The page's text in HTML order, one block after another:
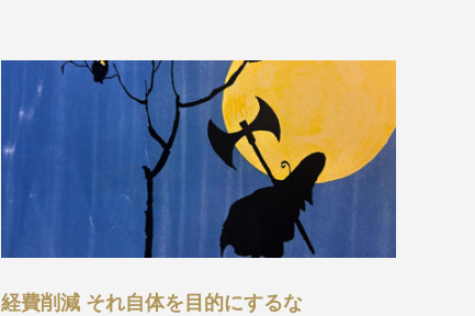
経費削減 それ自体を目的にするな